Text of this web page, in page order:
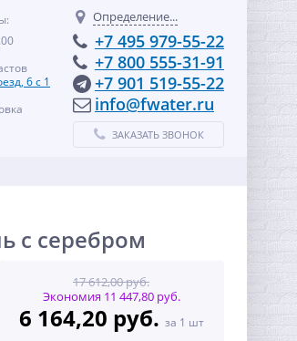
6 с 1
Определение...
+7 495 979-55-22
+7 800 555-31-91
+7 901 519-55-22
info@fwater.ru
ЗАКАЗАТЬ ЗВОНОК
с серебром
17 612,00 руб.
Экономия 11 447,80 руб.
6 164,20 руб. за 1 шт